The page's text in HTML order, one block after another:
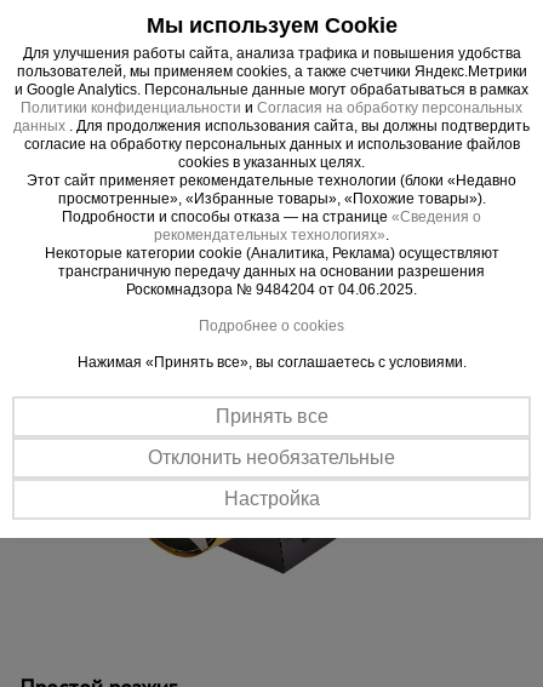
Важные преимущества –
эффективная работа
Надежная система автоматики
Отсекатель из жаростойкой стали с мелкими отверстиями в 1 мм
предотвращает воспламенение внутри горелки при сниженном
давлении газа. Прекращение подачи газа при отключении
электропитания.
Чистый воздух
Бездымное сгорание топлива
Мы используем Cookie
Для улучшения работы сайта, анализа трафика и повышения удобства
пользователей, мы применяем cookies, а также счетчики Яндекс.Метрики
и Google Analytics. Персональные данные могут обрабатываться в рамках
Политики конфиденциальности и Согласия на обработку персональных
данных . Для продолжения использования сайта, вы должны подтвердить
согласие на обработку персональных данных и использование файлов
cookies в указанных целях.
Этот сайт применяет рекомендательные технологии (блоки «Недавно
просмотренные», «Избранные товары», «Похожие товары»).
Подробности и способы отказа — на странице «Сведения о
рекомендательных технологиях».
Некоторые категории cookie (Аналитика, Реклама) осуществляют
трансграничную передачу данных на основании разрешения
Роскомнадзора № 9484204 от 04.06.2025.
Подробнее о cookies
Нажимая «Принять все», вы соглашаетесь с условиями.
Принять все
Отклонить необязательные
Настройка